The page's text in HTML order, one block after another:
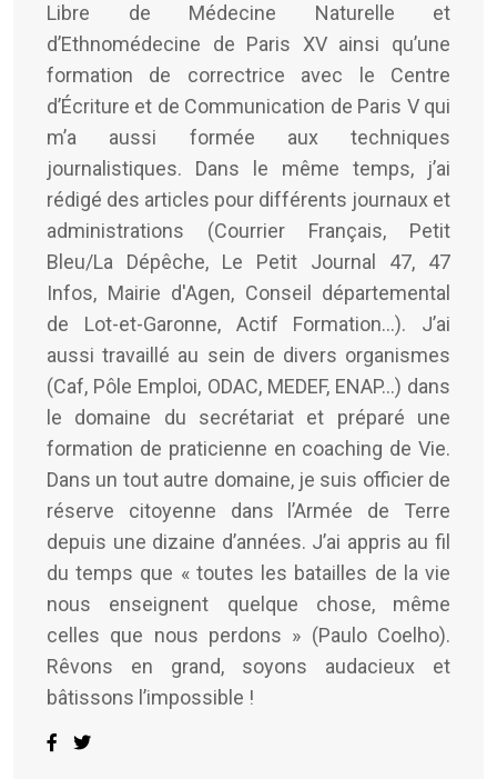
Libre de Médecine Naturelle et
d’Ethnomédecine de Paris XV ainsi qu’une
formation de correctrice avec le Centre
d’Écriture et de Communication de Paris V qui
m’a aussi formée aux techniques
journalistiques. Dans le même temps, j’ai
rédigé des articles pour différents journaux et
administrations (Courrier Français, Petit
Bleu/La Dépêche, Le Petit Journal 47, 47
Infos, Mairie d'Agen, Conseil départemental
de Lot-et-Garonne, Actif Formation...). J’ai
aussi travaillé au sein de divers organismes
(Caf, Pôle Emploi, ODAC, MEDEF, ENAP…) dans
le domaine du secrétariat et préparé une
formation de praticienne en coaching de Vie.
Dans un tout autre domaine, je suis officier de
réserve citoyenne dans l’Armée de Terre
depuis une dizaine d’années. J’ai appris au fil
du temps que « toutes les batailles de la vie
nous enseignent quelque chose, même
celles que nous perdons » (Paulo Coelho).
Rêvons en grand, soyons audacieux et
bâtissons l’impossible !